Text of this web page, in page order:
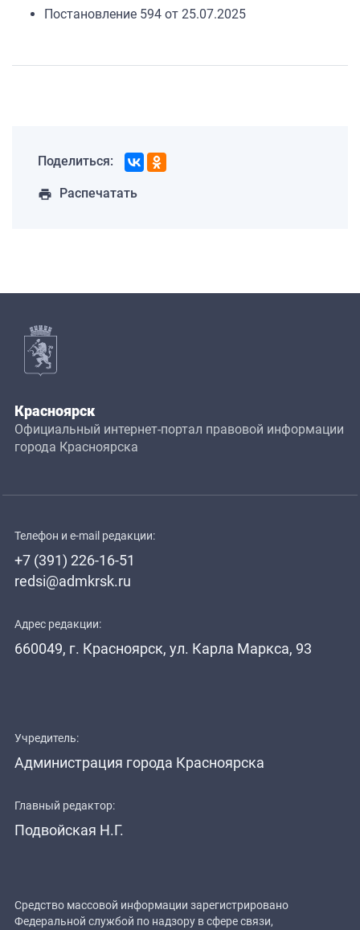
Постановление 594 от 25.07.2025
Поделиться:
print Распечатать
Красноярск
Официальный интернет-портал правовой информации
города Красноярска
Телефон и e-mail редакции:
+7 (391) 226-16-51
redsi@admkrsk.ru
Адрес редакции:
660049, г. Красноярск, ул. Карла Маркса, 93
Учредитель:
Администрация города Красноярска
Главный редактор:
Подвойская Н.Г.
Средство массовой информации зарегистрировано
Федеральной службой по надзору в сфере связи,